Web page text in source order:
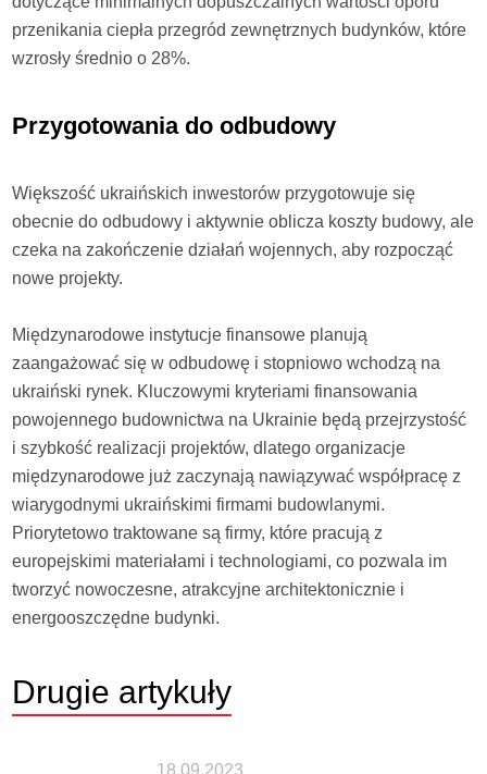
przenikania ciepła przegród zewnętrznych budynków, które
wzrosły średnio o 28%.
Przygotowania do odbudowy
Większość ukraińskich inwestorów przygotowuje się
obecnie do odbudowy i aktywnie oblicza koszty budowy, ale
czeka na zakończenie działań wojennych, aby rozpocząć
nowe projekty.
Międzynarodowe instytucje finansowe planują
zaangażować się w odbudowę i stopniowo wchodzą na
ukraiński rynek. Kluczowymi kryteriami finansowania
powojennego budownictwa na Ukrainie będą przejrzystość
i szybkość realizacji projektów, dlatego organizacje
międzynarodowe już zaczynają nawiązywać współpracę z
wiarygodnymi ukraińskimi firmami budowlanymi.
Priorytetowo traktowane są firmy, które pracują z
europejskimi materiałami i technologiami, co pozwala im
tworzyć nowoczesne, atrakcyjne architektonicznie i
energooszczędne budynki.
Drugie artykuły
18.09.2023